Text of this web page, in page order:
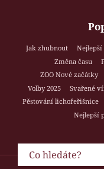
Jak zhubnout Nejlepší
Změna času
ZOO Nové začátky
Volby 2025
Svařené
Pěstování lichořeřišnice
Nejlepší